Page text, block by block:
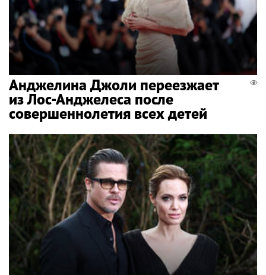
Анджелина Джоли переезжает
из Лос-Анджелеса после
совершеннолетия всех детей